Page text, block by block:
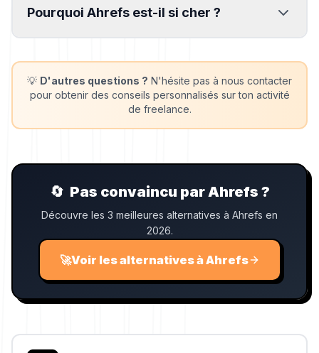
Pourquoi Ahrefs est-il si cher ?
💡 D'autres questions ? N'hésite pas à nous contacter
pour obtenir des conseils personnalisés sur ton activité
de freelance.
🔄 Pas convaincu par Ahrefs ?
Découvre les 3 meilleures alternatives à Ahrefs en
2026.
🚀Voir les alternatives à Ahrefs